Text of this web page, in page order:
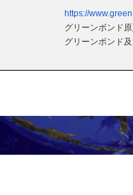
https://
グリーンボンド
グリーンボンド